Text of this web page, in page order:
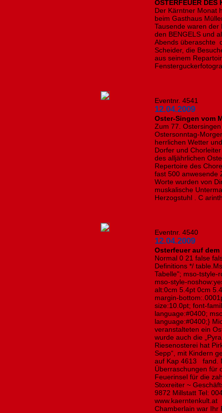
OSTERFEUER DES
Der Kärntner Monat
beim Gasthaus
Tausende waren
den BENGELS und
Abends überaschte
Scheider, die
aus seinem
Eventnr. 4541
12.04.2009
Oster-Singen vom
Zum 77.
Ostersonntag-
herrlichen Wetter
Dorfer und
des alljährlichen
Repertoire des
fast 500 anwesende
Worte wurden von
muskalische
Herzogstuhl . C
Eventnr. 4540
12.04.2009
Osterfeuer auf
Normal 0 21 false
Definitions */
Tabelle"; mso-tstyle-
mso-style-
alt:0cm 5.4pt 0cm
margin-
size:10.0pt; font-
language:#0400;
language:#0400;}
veranstalteten ein
wurde auch die
Riesenosterei hat
Sepp“, mit Kindern
auf Kap 4613 fand.
Überraschungen für
Feuerinsel für die
Stoxreiter ~
9872 Millstatt Tel:
Chamberlain war Ihr